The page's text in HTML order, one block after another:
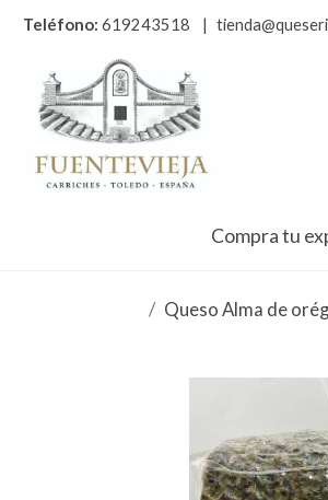
Teléfono: 619243518 |
Compra tu
Queso Alma de